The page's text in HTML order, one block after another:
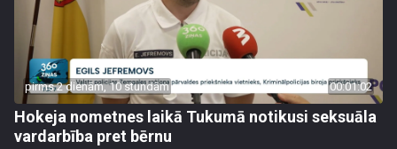
pirms 2 dienām, 10 stundām 00:01:02
Hokeja nometnes laikā Tukumā notikusi seksuāla
vardarbība pret bērnu